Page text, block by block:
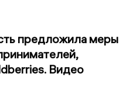
предложила меры
Видео